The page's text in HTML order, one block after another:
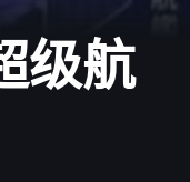
级航